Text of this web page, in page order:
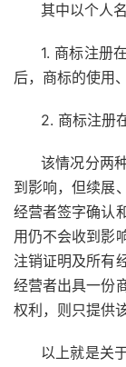
其中以个人
1. 商标注册
后，商标的使用
2. 商标注册
该情况分两
到影响，但续展
经营者签字确认
用仍不会收到影
注销证明及所有
经营者出具一份
权利，则只提供
以上就是关